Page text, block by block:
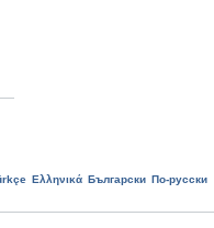
Ελληνικά Български
По-русски